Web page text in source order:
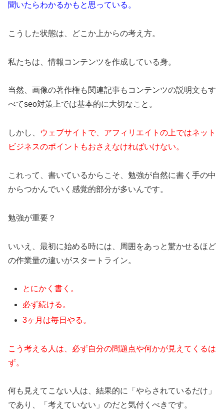
聞いたらわかるかもと思っている。
こうした状態は、どこか上からの考え方。
私たちは、情報コンテンツを作成している身。
当然、画像の著作権も関連記事もコンテンツの説明文もす
べてseo対策上では基本的に大切なこと。
しかし、
ウェブサイトで、アフィリエイトの上ではネット
ビジネスのポイントもおさえなければいけない。
これって、書いているからこそ、勉強が自然に書く手の中
からつかんでいく感覚的部分が多いんです。
勉強が重要？
いいえ、最初に始める時には、周囲をあっと驚かせるほど
の作業量の違いがスタートライン。
とにかく書く。
必ず続ける。
3ヶ月は毎日やる。
こう考える人は、必ず自分の問題点や何かが見えてくるは
ず。
何も見えてこない人は、結果的に「やらされているだけ」
であり、「考えていない」のだと気付くべきです。